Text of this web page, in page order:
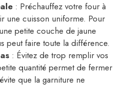
: Préchauffez votre four à
une cuisson uniforme. Pour
petite couche de jaune
peut faire toute la différence.
: Évitez de trop remplir vos
quantité permet de fermer
que la garniture ne